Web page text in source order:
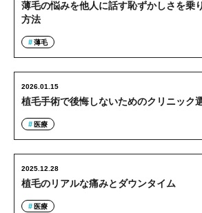
薄毛の悩みを他人に話す恥ずかしさを乗
方法
薄毛
植毛手術で後悔しないためのクリニック
2026.01.15
医療
植毛のリアルな痛みとダウンタイム
2025.12.28
医療